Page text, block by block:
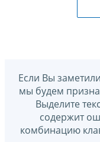
Если Вы
мы будем
Выделите
содержит
комбинацию